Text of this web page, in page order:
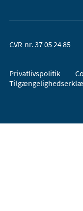
CVR-nr. 37 05 24 85
Privatlivspolitik